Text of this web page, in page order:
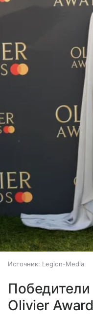
Источник: Legion-Media
Olivier